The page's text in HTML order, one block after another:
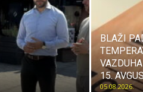
BLAŽI
15.
05.08.2026.